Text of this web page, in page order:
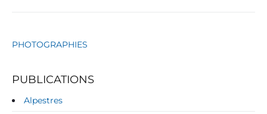
PHOTOGRAPHIES
PUBLICATIONS
Alpestres